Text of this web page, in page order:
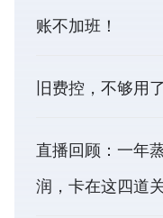
账不加班！
旧费控，不够用
直播回顾：一年
润，卡在这四道